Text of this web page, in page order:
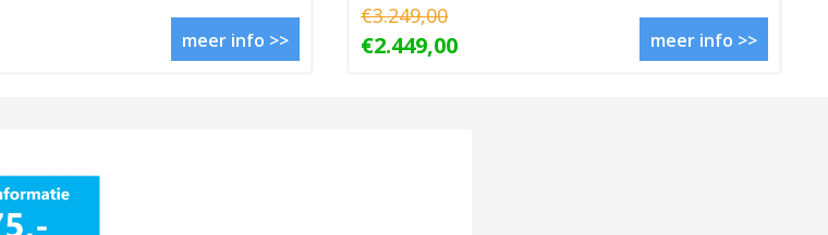
meer info >>
€3.249,00
€2.449,00 meer info >>